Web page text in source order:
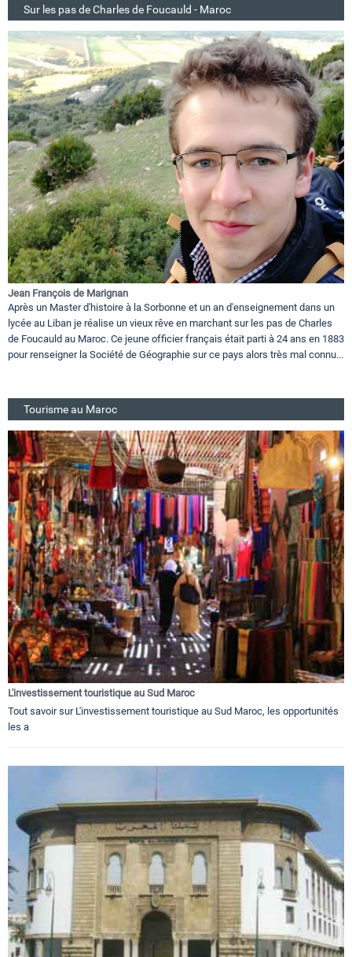
Sur les pas de Charles de Foucauld - Maroc
Jean François de Marignan
Après un Master d'histoire à la Sorbonne et un an d'enseignement dans un
lycée au Liban je réalise un vieux rêve en marchant sur les pas de Charles
de Foucauld au Maroc. Ce jeune officier français était parti à 24 ans en 1883
pour renseigner la Société de Géographie sur ce pays alors très mal connu...
Tourisme au Maroc
L'investissement touristique au Sud Maroc
Tout savoir sur L'investissement touristique au Sud Maroc, les opportunités
les a